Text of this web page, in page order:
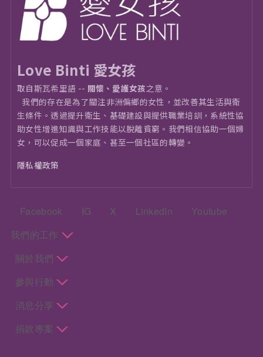
Love Binti 愛女孩
取自斯瓦希里語 -- 關懷、愛護女孩之意。
我們的存在是為了關注非洲偏鄉的女性，並改善其生活與衛
⽣條件。透過提升衛生、基礎建設與提供職業培訓，系統性協
助女性增進知識與工作技能以脫離貧窮。我們相信協助一個婦
女，可以促成一個家庭、甚至一個社區的轉變。
隱私權政策
頁尾：社群選單
Facebook IG X LinkedIn Youtube
頁尾：主選單
我們的工作
關於我們
參與行動
消息分享
捐款專案